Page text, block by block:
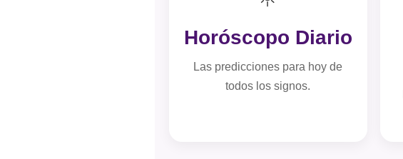
Horóscopo Diario
Las predicciones para hoy de
todos los signos.